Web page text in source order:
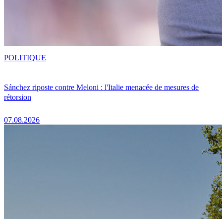
Sánchez riposte contre Meloni : l'Italie menacée de mesures de
rétorsion
07.08.2026
POLITIQUE